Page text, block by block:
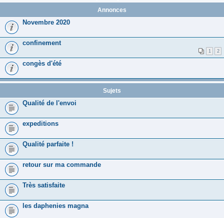
Annonces
Novembre 2020
confinement
1 2
congès d'été
Sujets
Qualité de l'envoi
expeditions
Qualité parfaite !
retour sur ma commande
Très satisfaite
les daphenies magna